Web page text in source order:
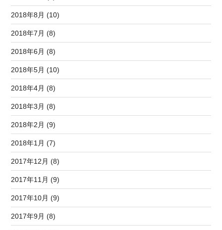
2018年8月 (10)
2018年7月 (8)
2018年6月 (8)
2018年5月 (10)
2018年4月 (8)
2018年3月 (8)
2018年2月 (9)
2018年1月 (7)
2017年12月 (8)
2017年11月 (9)
2017年10月 (9)
2017年9月 (8)